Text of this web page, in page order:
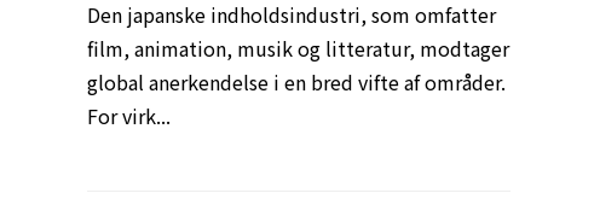
Den japanske indholdsindustri, som omfatter
film, animation, musik og litteratur, modtager
global anerkendelse i en bred vifte af områder.
For virk...